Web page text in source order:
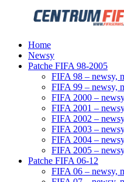
Home
Newsy
Patche FIFA 98-2005
FIFA 98 – newsy,
FIFA 99 – newsy,
FIFA 2000 –
FIFA 2001 –
FIFA 2002 –
FIFA 2003 –
FIFA 2004 –
FIFA 2005 –
Patche FIFA 06-12
FIFA 06 – newsy,